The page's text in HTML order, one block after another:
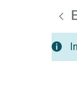
Pular para o
teste